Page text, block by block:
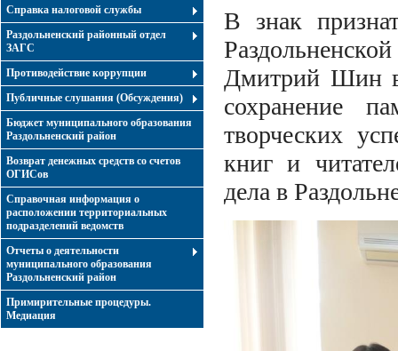
Справка налоговой службы
Раздольненский районный отдел
ЗАГС
Противодействие коррупции
Публичные слушания (Обсуждения)
Бюджет муниципального образования
Раздольненский район
Возврат денежных средств со счетов
ОГИСов
Справочная информация о
расположении территориальных
подразделений ведомств
Отчеты о деятельности
муниципального образования
Раздольненский район
Примирительные процедуры.
Медиация
В знак
Дмитрий Шин
сохранение
творческих
книг и
дела в